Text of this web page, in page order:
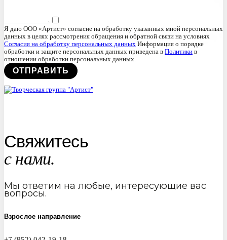
Я даю ООО «Артист» согласие на обработку указанных мной персональных
данных в целях рассмотрения обращения и обратной связи на условиях
Согласия на обработку персональных данных Информация о порядке
обработки и защите персональных данных приведена в Политики в
отношении обработки персональных данных.
Свяжитесь
с нами.
Мы ответим на любые, интересующие вас
вопросы.
Взрослое направление